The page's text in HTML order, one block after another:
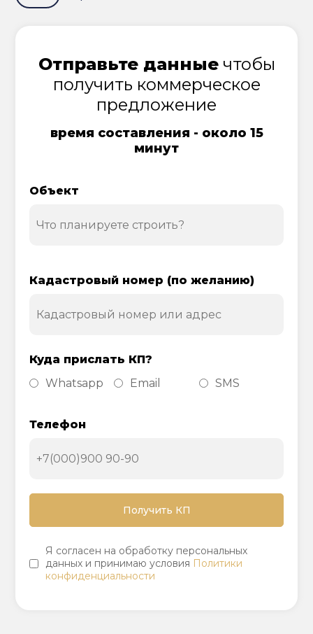
Отправьте данныечтобы
получить коммерческое
предложение
время составления - около 15
минут
Объект
Кадастровый номер (по желанию)
Куда прислать КП?
Whatsapp
Email SMS
Телефон
Я согласен на обработку персональных
данных и принимаю условия Политики
конфиденциальности